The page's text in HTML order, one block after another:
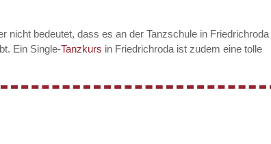
nicht bedeutet, dass es an der Tanzschule in Friedrichroda
Ein Single-Tanzkurs in Friedrichroda ist zudem eine tolle